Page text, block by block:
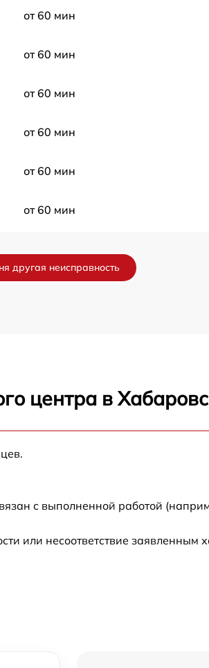
от 60 мин
от 60 мин
от 60 мин
от 60 мин
от 60 мин
от 60 мин
от 60 мин
другая неисправность
центра в
с выполненной работой
или несоответствие заявленным